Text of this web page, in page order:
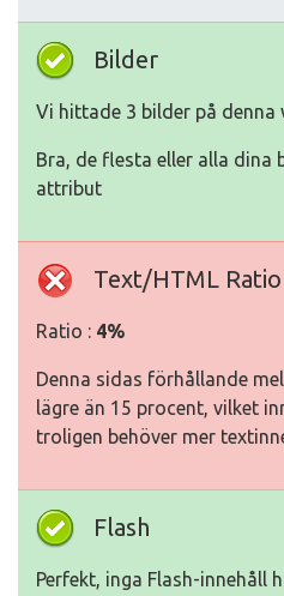
Bilder
Vi hittade 3 bilder på denna
Bra, de flesta eller alla dina
attribut
Text/HTML Ratio
Ratio : 4%
Denna sidas förhållande
lägre än 15 procent, vilket
troligen behöver mer
Flash
Perfekt, inga Flash-innehåll